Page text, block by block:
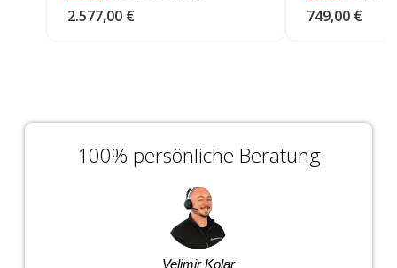
2.577,00 € 749,00 €
100% persönliche Beratung
Velimir Kolar